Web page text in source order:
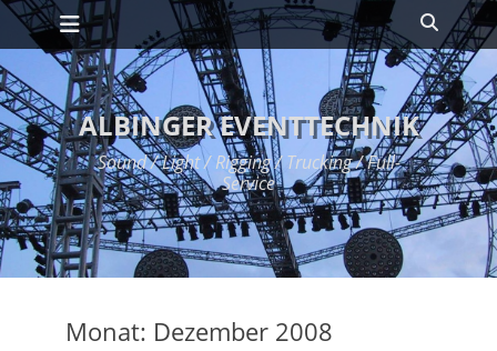
Zum
Inhalt
springen
Primäres Menü
ALBINGER EVENTTECHNIK
Sound / Light / Rigging / Trucking / Full-
Service
Monat: Dezember 2008